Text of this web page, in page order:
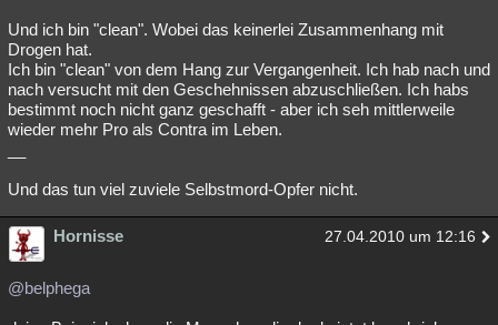
Und ich bin "clean". Wobei das keinerlei Zusammenhang mit
Drogen hat.
Ich bin "clean" von dem Hang zur Vergangenheit. Ich hab nach und
nach versucht mit den Geschehnissen abzuschließen. Ich habs
bestimmt noch nicht ganz geschafft - aber ich seh mittlerweile
wieder mehr Pro als Contra im Leben.
Und das tun viel zuviele Selbstmord-Opfer nicht.
Hornisse 27.04.2010 um 12:16
@belphega